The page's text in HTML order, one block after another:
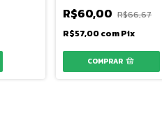
R$60,00 R$66,67
R$57,00comPix